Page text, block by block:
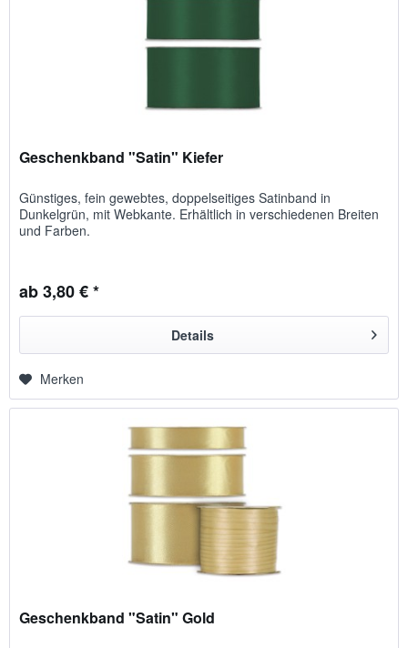
Geschenkband "Satin" Kiefer
Günstiges, fein gewebtes, doppelseitiges Satinband in
Dunkelgrün, mit Webkante. Erhältlich in verschiedenen Breiten
und Farben.
ab 3,80 € *
Details
Merken
Geschenkband "Satin" Gold